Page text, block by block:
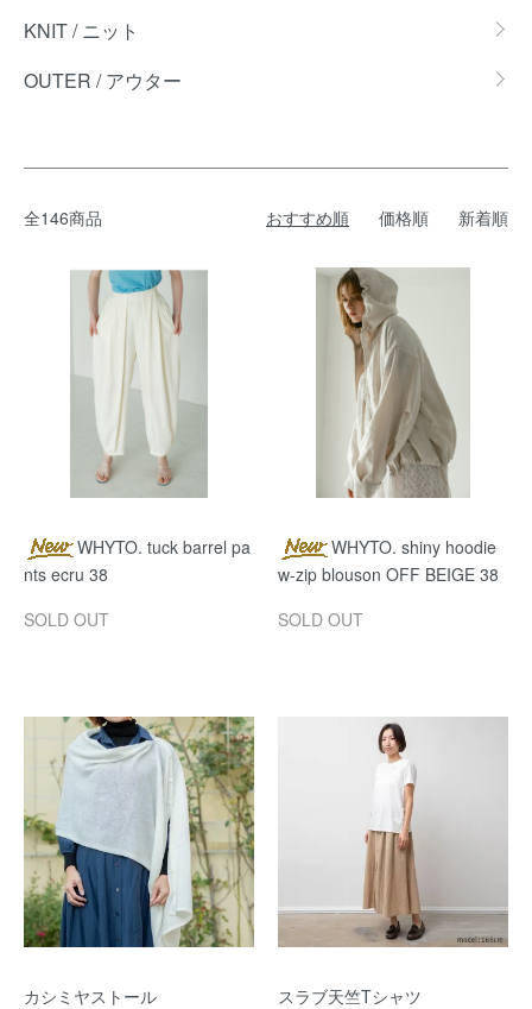
KNIT / ニット
OUTER / アウター
全146商品 おすすめ順 価格順 新着順
WHYTO. tuck barrel pa
nts ecru 38
SOLD OUT
WHYTO. shiny hoodie
w-zip blouson OFF BEIGE 38
SOLD OUT
カシミヤストール
スラブ天竺Tシャツ